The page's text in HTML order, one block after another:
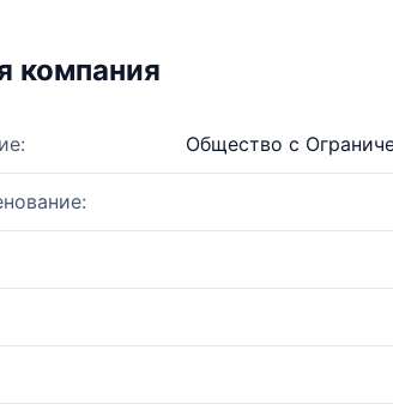
компания
Общество с